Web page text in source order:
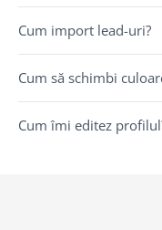
Cum import lead-uri?
Cum să schimbi
Cum îmi editez